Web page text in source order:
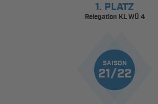
1. PLATZ
Relegation KL WÜ 4
SAISON
21/22